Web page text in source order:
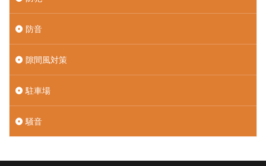
防音
隙間風対策
駐車場
騒音